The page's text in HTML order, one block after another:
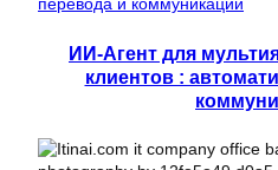
ИИ-Агент для
клиентов :